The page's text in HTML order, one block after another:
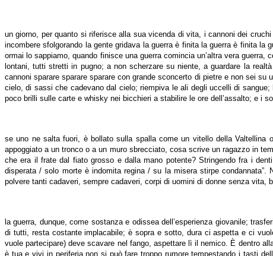
un giorno, per quanto si riferisce alla sua vicenda di vita, i cannoni dei
incombere sfolgorando la gente gridava la guerra è finita la guerra è finita la
ormai lo sappiamo, quando finisce una guerra comincia un’altra vera
lontani, tutti stretti in pugno; a non scherzare su niente, a guardare la
cannoni sparare sparare sparare con grande sconcerto di pietre e non sei
cielo, di sassi che cadevano dal cielo; riempiva le ali degli uccelli di
poco brilli sulle carte e whisky nei bicchieri a stabilire le ore dell’assalto; e i
se uno ne salta fuori, è bollato sulla spalla come un vitello della
appoggiato a un tronco o a un muro sbrecciato, cosa scrive un ragazzo in
che era il frate dal fiato grosso e dalla mano potente? Stringendo fra i
disperata / solo morte è indomita regina / su la misera stirpe
polvere tanti cadaveri, sempre cadaveri, corpi di uomini di donne senza
la guerra, dunque, come sostanza e odissea dell’esperienza giovanile;
di tutti, resta costante implacabile; è sopra e sotto, dura ci aspetta e ci
vuole partecipare) deve scavare nel fango, aspettare lì il nemico. È dentro
è tua e vivi in periferia non si può fare troppo rumore tempestando i tasti